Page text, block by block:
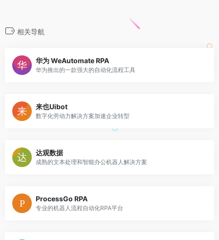
相关导航
华为 WeAutomate RPA
华为推出的一款强大的自动化流程工具
来也Uibot
数字化劳动力解决方案加速企业转型
达观数据
成熟的文本处理和智能办公机器人解决方案
ProcessGo RPA
专业的机器人流程自动化RPA平台